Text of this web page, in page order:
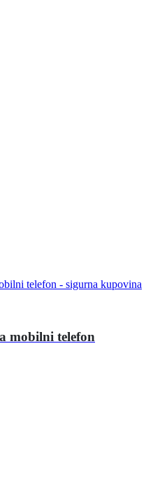
mobilni telefon